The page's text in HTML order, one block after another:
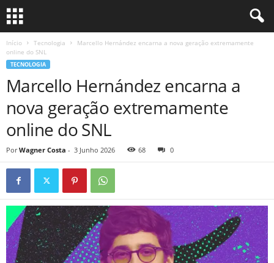
Início Tecnologia
Marcello Hernández encarna a nova geração extremamente
online do SNL
TECNOLOGIA
Marcello Hernández encarna a
nova geração extremamente
online do SNL
Por Wagner Costa - 3 Junho 2026 68 0